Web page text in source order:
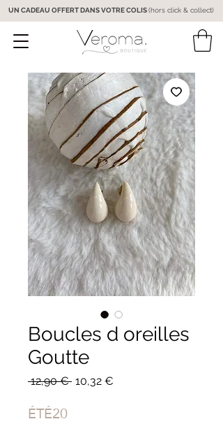
UN CADEAU OFFERT DANS VOTRE COLIS(hors click & collect)
Boucles d oreilles
Goutte
12,90 € Prix
10,32 €
ÉTÉ20